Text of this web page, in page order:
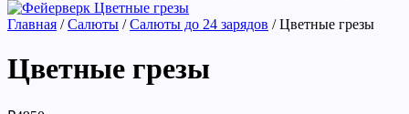
Главная /Салюты /Салюты до 24 зарядов / Цветные грезы
Цветные грезы